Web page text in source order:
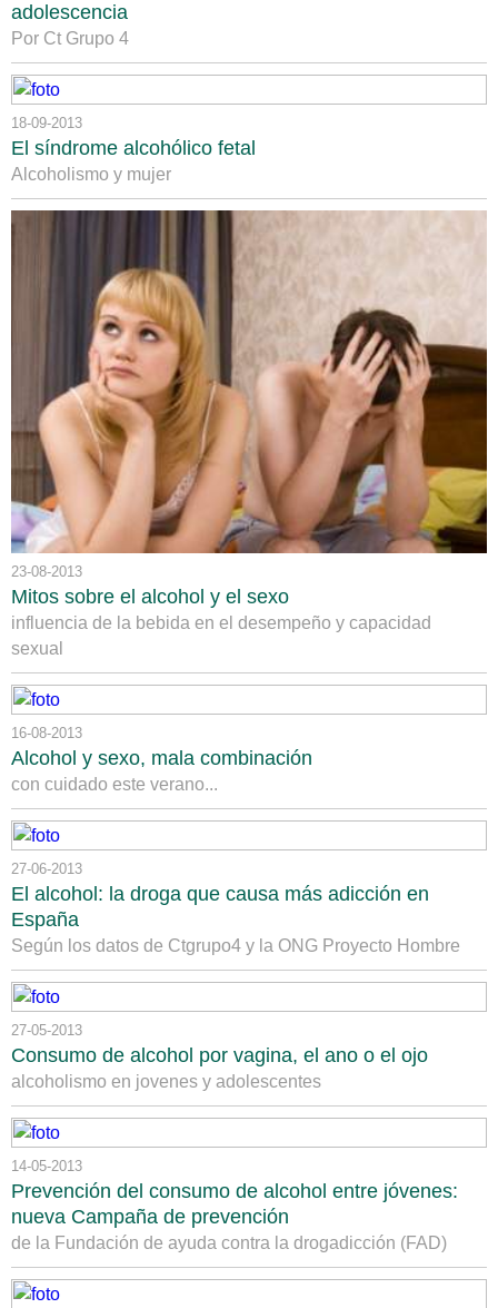
adolescencia
Por Ct Grupo 4
18-09-2013
El síndrome alcohólico fetal
Alcoholismo y mujer
23-08-2013
Mitos sobre el alcohol y el sexo
influencia de la bebida en el desempeño y capacidad
sexual
16-08-2013
Alcohol y sexo, mala combinación
con cuidado este verano...
27-06-2013
El alcohol: la droga que causa más adicción en
España
Según los datos de Ctgrupo4 y la ONG Proyecto Hombre
27-05-2013
Consumo de alcohol por vagina, el ano o el ojo
alcoholismo en jovenes y adolescentes
14-05-2013
Prevención del consumo de alcohol entre jóvenes:
nueva Campaña de prevención
de la Fundación de ayuda contra la drogadicción (FAD)